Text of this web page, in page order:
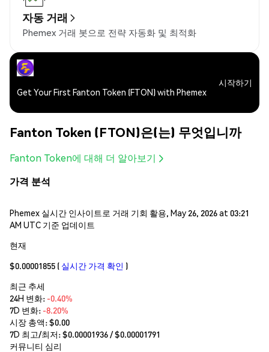
자동 거래
Phemex 거래 봇으로 전략 자동화 및 최적화
Get Your First Fanton Token (FTON) with Phemex
시작하기
Fanton Token (FTON)은(는) 무엇입니까
Fanton Token에 대해 더 알아보기
가격 분석
Phemex 실시간 인사이트로 거래 기회 활용, May 26, 2026 at 03:21
AM UTC 기준 업데이트
현재
$0.00001855 ( 실시간 가격 확인 )
최근 추세
24H 변화: -0.40%
7D 변화: -8.20%
시장 총액:$0.00
7D 최고/최저: $0.00001936/ $0.00001791
커뮤니티 심리